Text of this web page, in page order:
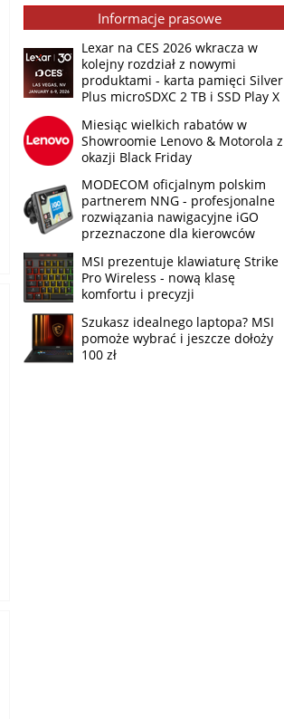
Informacje prasowe
Lexar na CES 2026 wkracza w
kolejny rozdział z nowymi
produktami - karta pamięci Silver
Plus microSDXC 2 TB i SSD Play X
Miesiąc wielkich rabatów w
Showroomie Lenovo & Motorola z
okazji Black Friday
MODECOM oficjalnym polskim
partnerem NNG - profesjonalne
rozwiązania nawigacyjne iGO
przeznaczone dla kierowców
MSI prezentuje klawiaturę Strike
Pro Wireless - nową klasę
komfortu i precyzji
Szukasz idealnego laptopa? MSI
pomoże wybrać i jeszcze dołoży
100 zł